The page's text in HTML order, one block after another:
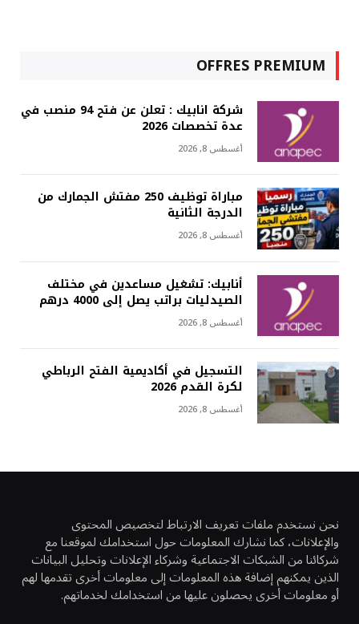
OFFRES PREMIUM
شركة انابيك : تعلن عن فتح 94 منصب في
عدة تخصصات 2026
أغسطس 8, 2026
مباراة توظيف 250 مفتش الجمارك من
الدرجة الثانية
أغسطس 8, 2026
أنابيك: تشغيل مساعدين في مختلف
الصيدليات براتب يصل إلى 4000 درهم
أغسطس 8, 2026
التسجيل في أكاديمية الفتح الرباطي
لكرة القدم 2026
أغسطس 8, 2026
نحن نستخدم ملفات تعريف الارتباط لتخصيص المحتوى
والإعلانات، كما نشارك المعلومات حول استخدامك لموقعنا مع
شركائنا من الشبكات الاجتماعية وشركاء الإعلانات وتحليل البيانات
الذين يمكنهم إضافة هذه المعلومات إلى معلومات أخرى تقدمها لهم
أو معلومات أخرى يحصلون عليها من استخدامك لخدماتهم.